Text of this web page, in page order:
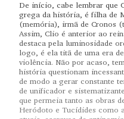
De início, cabe lembrar que
grega da história, é filha de
(memória), irmã de Cronos
Assim, Clio é anterior ao
destaca pela luminosidade
logo, é ela titã de uma era
violência. Não por acaso,
história questionam
de modo a gerar constante
de unificador e
que permeia tanto as obras
Heródoto e Tucídides como